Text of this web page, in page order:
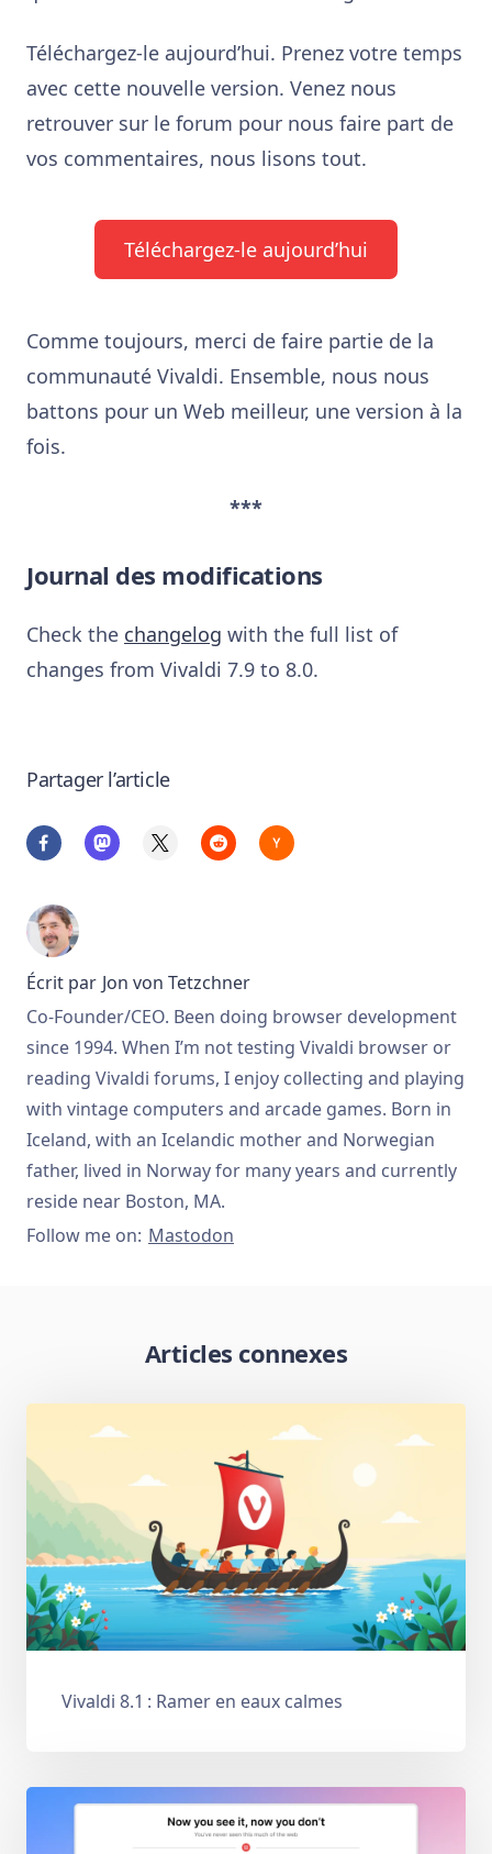
Téléchargez-le aujourd’hui. Prenez votre temps
avec cette nouvelle version. Venez nous
retrouver sur le forum pour nous faire part de
vos commentaires, nous lisons tout.
Téléchargez-le aujourd’hui
Comme toujours, merci de faire partie de la
communauté Vivaldi. Ensemble, nous nous
battons pour un Web meilleur, une version à la
fois.
***
Journal des modifications
Check the changelog with the full list of
changes from Vivaldi 7.9 to 8.0.
Partager l’article
Écrit par Jon von Tetzchner
Co-Founder/CEO. Been doing browser development
since 1994. When I’m not testing Vivaldi browser or
reading Vivaldi forums, I enjoy collecting and playing
with vintage computers and arcade games. Born in
Iceland, with an Icelandic mother and Norwegian
father, lived in Norway for many years and currently
reside near Boston, MA.
Follow me on: Mastodon
Articles connexes
Vivaldi 8.1 : Ramer en eaux calmes